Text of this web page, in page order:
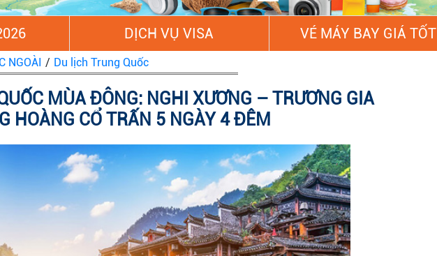
DỊCH VỤ VISA VÉ MÁY BAY GIÁ TỐT
NGOÀI / Du lịch Trung Quốc
MÙA ĐÔNG: NGHI XƯƠNG – TRƯƠNG GIA
HOÀNG CỔ TRẤN 5 NGÀY 4 ĐÊM